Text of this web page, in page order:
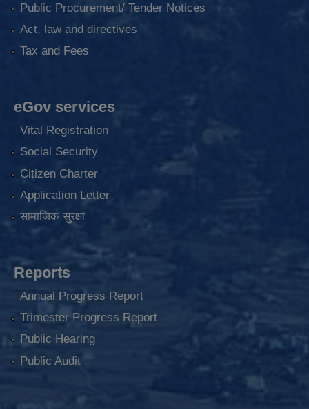
Public Procurement/ Tender Notices
Act, law and directives
Tax and Fees
eGov services
Vital Registration
Social Security
Citizen Charter
Application Letter
सामाजिक सुरक्षा
Reports
Annual Progress Report
Trimester Progress Report
Public Hearing
Public Audit